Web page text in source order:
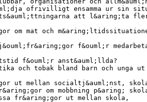
ofrivilligt ensamma ur sin
att l&aring;ta
om mat och
f&ouml;r
f&ouml;r anst&auml;llda?
och tobak bland barn och unga
ut mellan socialtj&auml;nst,
om mobbning p&aring;
fr&aring;gor ut mellan skola,